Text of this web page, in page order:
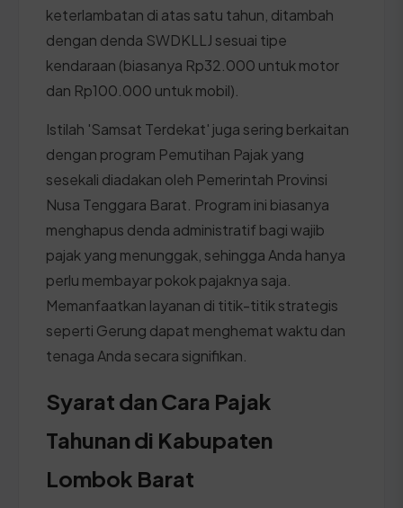
keterlambatan di atas satu tahun, ditambah
dengan denda SWDKLLJ sesuai tipe
kendaraan (biasanya Rp32.000 untuk motor
dan Rp100.000 untuk mobil).
Istilah 'Samsat Terdekat' juga sering berkaitan
dengan program Pemutihan Pajak yang
sesekali diadakan oleh Pemerintah Provinsi
Nusa Tenggara Barat. Program ini biasanya
menghapus denda administratif bagi wajib
pajak yang menunggak, sehingga Anda hanya
perlu membayar pokok pajaknya saja.
Memanfaatkan layanan di titik-titik strategis
seperti Gerung dapat menghemat waktu dan
tenaga Anda secara signifikan.
Syarat dan Cara Pajak
Tahunan di Kabupaten
Lombok Barat